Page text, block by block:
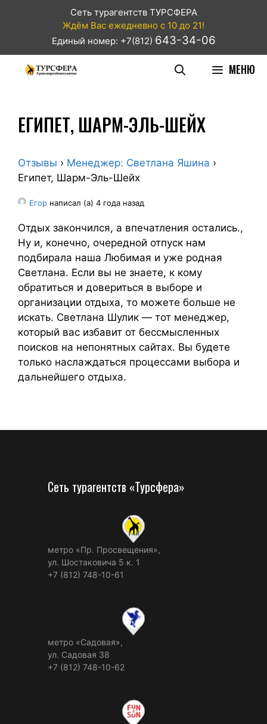
Сеть турагентств ТУРСФЕРА
Ждём Вас ежедневно с 10 до 21!
Единый номер: +7(812) 643-34-06
МЕНЮ
ЕГИПЕТ, ШАРМ-ЭЛЬ-ШЕЙХ
Отзывы › Менеджер: Светлана Яшина ›
Египет, Шарм-Эль-Шейх
Егор написал (а) 4 года назад
Отдых закончился, а впечатления остались.,
Ну и, конечно, очередной отпуск нам
подбирала наша Любимая и уже родная
Светлана. Если вы не знаете, к кому
обратиться и довериться в выборе и
организации отдыха, то можете больше не
искать. Светлана Шулик — тот менеджер,
который вас избавит от бессмысленных
поисков на непонятных сайтах. Вы будете
только наслаждаться процессами выбора и
дальнейшего отдыха.
Сеть турагентств «Турсфера»
метро «Пр. Просвещения»,
ул. Шостаковича 5 к. 1
+7 (812) 748-10-61
метро «Садовая»,
ул. Садовая 38
+7 (812) 748-10-62